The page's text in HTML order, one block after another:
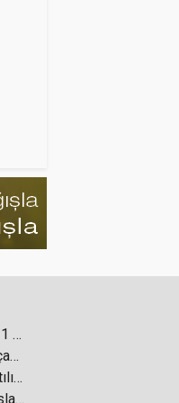
Küresel Turizm Yatırımları Tarihi Rekorla 1 Trilyon Dolar Eşiğini Aştı
Avrupa Bölgesel Havacılıkta Elektrikli Uçak Dönemine Hazırlanıyor
EasyJet 5,7 Milyar Sterline Apollo’ya Satılıyor
Türkiye'nin Önde Gelen Otel Grupları Uluslararası İstanbul Turizm Fuarı'nda Buluşuyor